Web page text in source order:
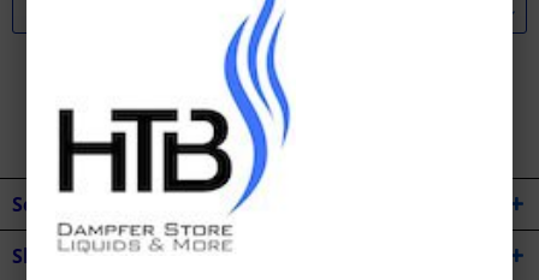
Service Hotline
Shop Service